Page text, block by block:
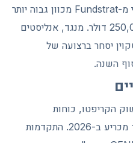
רזרבה בנקאיים מרוככים. טום לי מ-Fundstrat מכוון גבוה יותר
— לטווח של 200,000 עד 250,000 דולר. מנגד, אנליסטים
יסחר ברצועה של
הקריפטו, כוחות
מאקרו-כלכליים ממלאים תפקיד מכריע ב-2026. התקדמות